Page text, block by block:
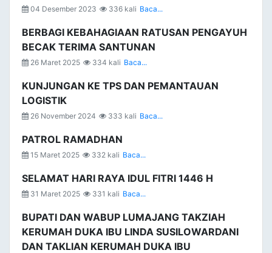
04 Desember 2023 336 kali Baca...
BERBAGI KEBAHAGIAAN RATUSAN PENGAYUH
BECAK TERIMA SANTUNAN
26 Maret 2025 334 kali Baca...
KUNJUNGAN KE TPS DAN PEMANTAUAN
LOGISTIK
26 November 2024 333 kali Baca...
PATROL RAMADHAN
15 Maret 2025 332 kali Baca...
SELAMAT HARI RAYA IDUL FITRI 1446 H
31 Maret 2025 331 kali Baca...
BUPATI DAN WABUP LUMAJANG TAKZIAH
KERUMAH DUKA IBU LINDA SUSILOWARDANI
DAN TAKLIAN KERUMAH DUKA IBU